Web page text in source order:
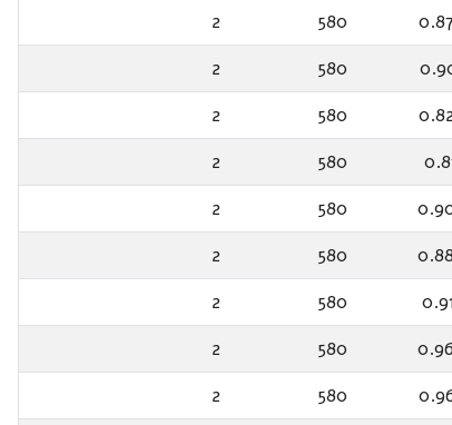
580
2
580
2
580
2
580
2
580
2
580
2
580
2
580
2
580
2